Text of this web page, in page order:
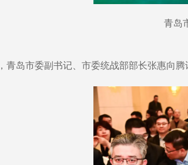
青岛
青岛市委副书记、市委统战部部长张惠向